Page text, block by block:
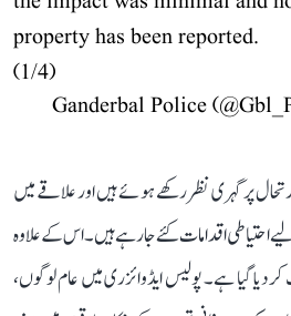
property has been reported.
(1/4)
پر گہری نظر رکھے ہوئے ہیں اور علاقے میں
احتیاطی اقدامات کئے جا رہے ہیں۔ اس کے علاوہ
دیا گیا ہے۔ پولیس ایڈوائزری میں عام لوگوں،